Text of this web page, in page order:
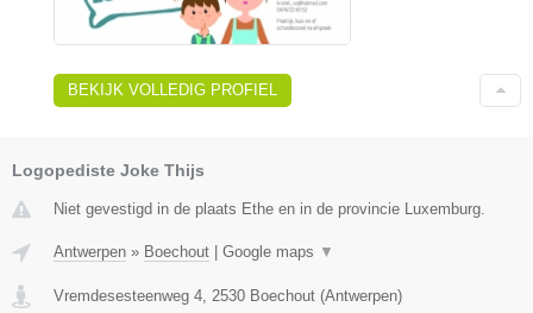
BEKIJK VOLLEDIG PROFIEL
Logopediste Joke Thijs
Niet gevestigd in de plaats Ethe en in de provincie Luxemburg.
Antwerpen » Boechout Google maps ▼
Vremdesesteenweg 4, 2530 Boechout (Antwerpen)